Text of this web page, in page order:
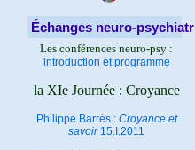
Échanges neuro-
Les conférences neuro-psy :
introduction et programme
la XIe Journée : Croyance
Philippe Barrès : Croyance et
savoir15.I.2011